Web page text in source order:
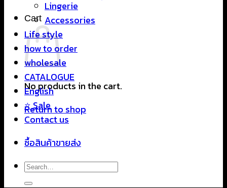
Cart
No products in the cart.
Return to shop
Lingerie
Accessories
Life style
how to order
wholesale
CATALOGUE
English
⭐ Sale
Contact us
ซื้อสินค้าขายส่ง
Search
for: